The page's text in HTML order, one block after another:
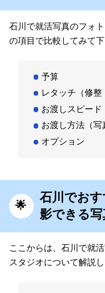
石川で就活写真のフォ
の項目で比較してみて下
予算
レタッチ（修整
お渡しスピード
お渡し方法（写
オプション
石川でお
影できる
ここからは、石川で就
スタジオについて解説し